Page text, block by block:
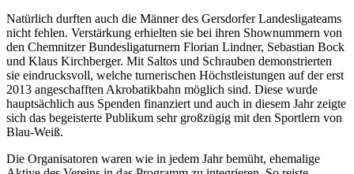
Natürlich durften auch die Männer des Gersdorfer Landesligateams
nicht fehlen. Verstärkung erhielten sie bei ihren Shownummern von
den Chemnitzer Bundesligaturnern Florian Lindner, Sebastian Bock
und Klaus Kirchberger. Mit Saltos und Schrauben demonstrierten
sie eindrucksvoll, welche turnerischen Höchstleistungen auf der erst
2013 angeschafften Akrobatikbahn möglich sind. Diese wurde
hauptsächlich aus Spenden finanziert und auch in diesem Jahr zeigte
sich das begeisterte Publikum sehr großzügig mit den Sportlern von
Blau-Weiß.
Die Organisatoren waren wie in jedem Jahr bemüht, ehemalige